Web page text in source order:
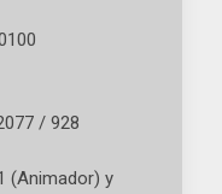
/ 928
(Animador) y